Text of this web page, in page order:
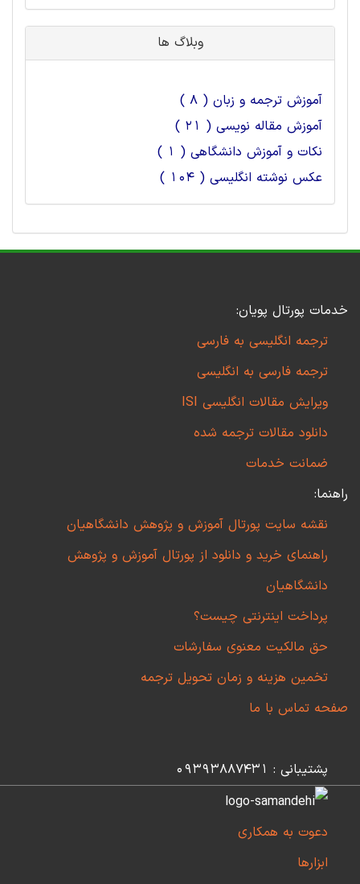
وبلاگ ها
آموزش ترجمه و زبان ( 8 )
آموزش مقاله نویسی ( 21 )
نکات و آموزش دانشگاهی ( 1 )
عکس نوشته انگلیسی ( 104 )
خدمات پورتال پویان:
ترجمه انگلیسی به فارسی
ترجمه فارسی به انگلیسی
ویرایش مقالات انگلیسی ISI
دانلود مقالات ترجمه شده
ضمانت خدمات
راهنما:
نقشه سایت پورتال آموزش و پژوهش دانشگاهیان
راهنمای خرید و دانلود از پورتال آموزش و پژوهش
دانشگاهیان
پرداخت اینترنتی چیست؟
حق مالکیت معنوی سفارشات
تخمین هزینه و زمان تحویل ترجمه
صفحه تماس با ما
پشتیبانی : 09393887431
دعوت به همکاری
ابزارها